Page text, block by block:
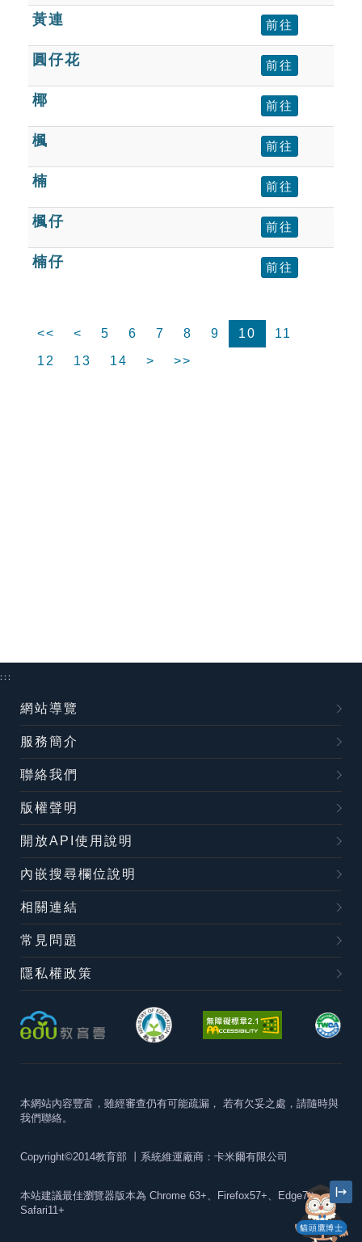
貓頭鷹博士
黃連 前往
圓仔花 前往
椰 前往
楓 前往
楠 前往
楓仔 前往
楠仔 前往
<< < 5 6 7 8 9 10
11
12
13 14 > >>
貓頭鷹博士
:::
網站導覽
服務簡介
聯絡我們
版權聲明
開放API使用說明
內嵌搜尋欄位說明
相關連結
常見問題
隱私權政策
本網站內容豐富，雖經審查仍有可能疏漏， 若有欠妥之處，請隨時與
我們聯絡。
Copyright©2014教育部 丨系統維運廠商：卡米爾有限公司
本站建議最佳瀏覽器版本為 Chrome 63+、Firefox57+、Edge79+及
Safari11+